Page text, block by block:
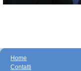
Home
Contatti